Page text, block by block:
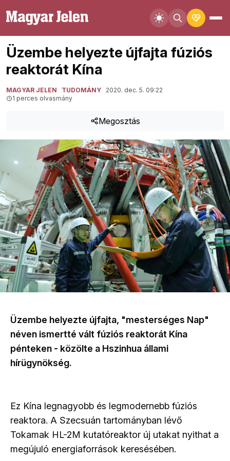
Üzembe helyezte újfajta fúziós
reaktorát Kína
MAGYAR JELEN TUDOMÁNY
2020. dec. 5. 09:22
1 perces olvasmány
Megosztás
Üzembe helyezte újfajta, "mesterséges Nap"
néven ismertté vált fúziós reaktorát Kína
pénteken - közölte a Hszinhua állami
hírügynökség.
Ez Kína legnagyobb és legmodernebb fúziós
reaktora. A Szecsuán tartományban lévő
Tokamak HL-2M kutatóreaktor új utakat nyithat a
megújuló energiaforrások keresésében.